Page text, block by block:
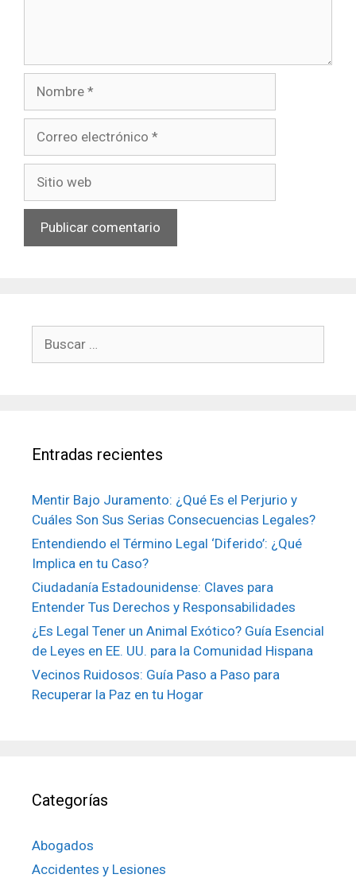
Entradas recientes
Mentir Bajo Juramento: ¿Qué Es el Perjurio y
Cuáles Son Sus Serias Consecuencias Legales?
Entendiendo el Término Legal ‘Diferido’: ¿Qué
Implica en tu Caso?
Ciudadanía Estadounidense: Claves para
Entender Tus Derechos y Responsabilidades
¿Es Legal Tener un Animal Exótico? Guía Esencial
de Leyes en EE. UU. para la Comunidad Hispana
Vecinos Ruidosos: Guía Paso a Paso para
Recuperar la Paz en tu Hogar
Categorías
Abogados
Accidentes y Lesiones